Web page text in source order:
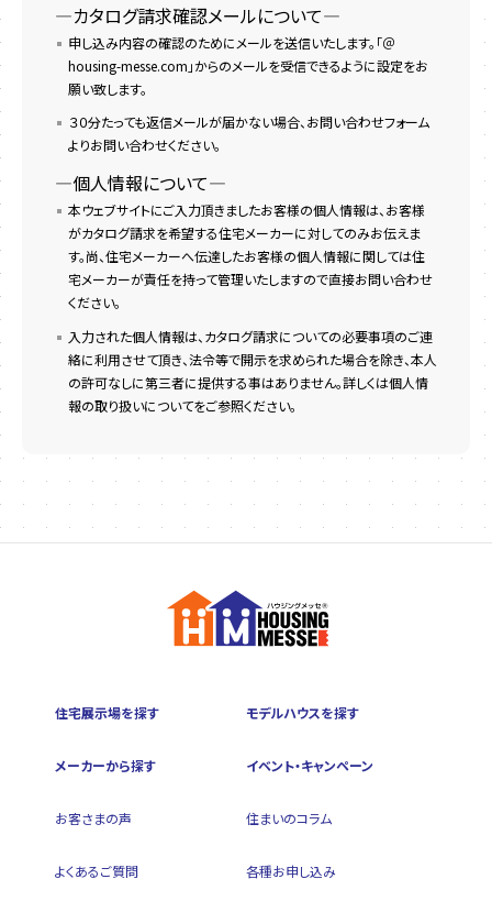
―カタログ請求確認メールについて―
申し込み内容の確認のためにメールを送信いたします。「＠
housing-messe.com」からのメールを受信できるように設定をお
願い致します。
３０分たっても返信メールが届かない場合、お問い合わせフォーム
よりお問い合わせください。
―個人情報について―
本ウェブサイトにご入力頂きましたお客様の個人情報は、お客様
がカタログ請求を希望する住宅メーカーに対してのみお伝えま
す。尚、住宅メーカーへ伝達したお客様の個人情報に関しては住
宅メーカーが責任を持って管理いたしますので直接お問い合わせ
ください。
入力された個人情報は、カタログ請求についての必要事項のご連
絡に利用させて頂き、法令等で開示を求められた場合を除き、本人
の許可なしに第三者に提供する事はありません。詳しくは個人情
報の取り扱いについてをご参照ください。
住宅展示場を探す モデルハウスを探す
メーカーから探す イベント・キャンペーン
お客さまの声 住まいのコラム
よくあるご質問 各種お申し込み